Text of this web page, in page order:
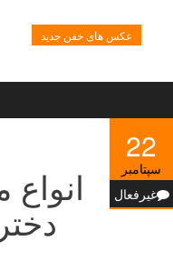
عکس های خفن جدید
22
سپتامبر
غیرفعال